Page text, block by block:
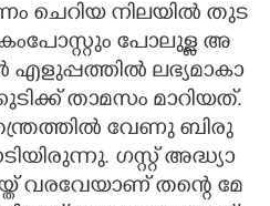
ചെ​റി​യ​ നി​ല​യി​ൽ​ തു​ട​
കം​പോ​സ്റ്റും​ പോ​ലു​ള്ള​ അ​
ല​ഭ്യ​മാ​കാ​
താ​മ​സം​ മാ​റി​യ​ത്.
വേ​ണു​ ബി​രു​
ഗ​സ്റ്റ് അ​ദ്ധ്യാ​
വ​ര​വേ​യാ​ണ് ത​ന്റെ​ മേ​